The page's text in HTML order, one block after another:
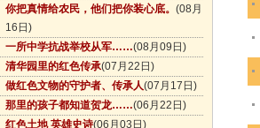
你把真情给农民，他们把你装心底。 (08月
16日)
一所中学抗战举校从军……(08月09日)
清华园里的红色传承(07月22日)
做红色文物的守护者、传承人(07月17日)
那里的孩子都知道贺龙……(06月22日)
红色土地 英雄史诗(06月03日)